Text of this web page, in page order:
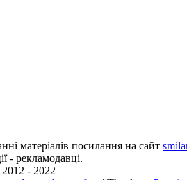
матеріалів посилання на сайт
- рекламодавці.
2012 - 2022